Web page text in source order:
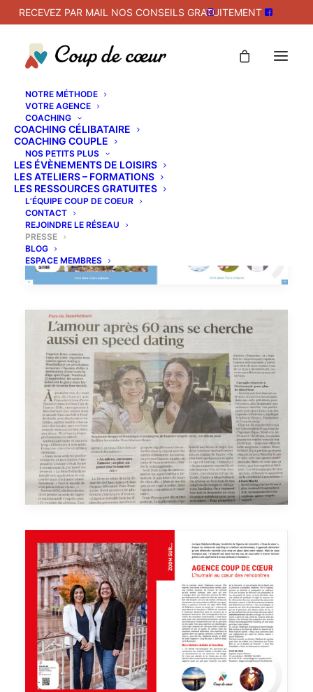
RECEVEZ PAR MAIL NOS CONSEILS GRATUITEMENT
NOTRE MÉTHODE
VOTRE AGENCE
COACHING
COACHING CÉLIBATAIRE
COACHING COUPLE
NOS PETITS PLUS
LES ÉVÈNEMENTS DE LOISIRS
LES ATELIERS – FORMATIONS
LES RESSOURCES GRATUITES
L’ÉQUIPE COUP DE COEUR
CONTACT
REJOINDRE LE RÉSEAU
PRESSE
BLOG
ESPACE MEMBRES